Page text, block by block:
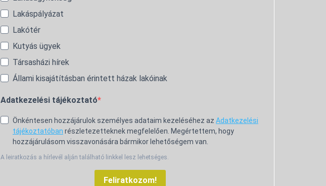
Lakáspályázat
Lakótér
Kutyás ügyek
Társasházi hírek
Állami kisajátításban érintett házak lakóinak
Adatkezelési tájékoztató
Önkéntesen hozzájárulok személyes adataim kezeléséhez az Adatkezelési
tájékoztatóban részletezetteknek megfelelően. Megértettem, hogy
hozzájárulásom visszavonására bármikor lehetőségem van.
A leiratkozás a hírlevél alján található linkkel lesz lehetséges.
Feliratkozom!